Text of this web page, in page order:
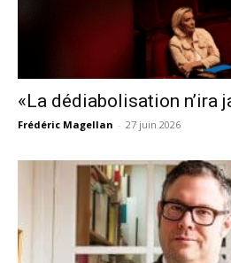
«La dédiabolisation n’ira
Frédéric Magellan - 27 juin 2026